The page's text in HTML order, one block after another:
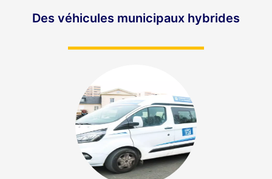
Des véhicules municipaux hybrides